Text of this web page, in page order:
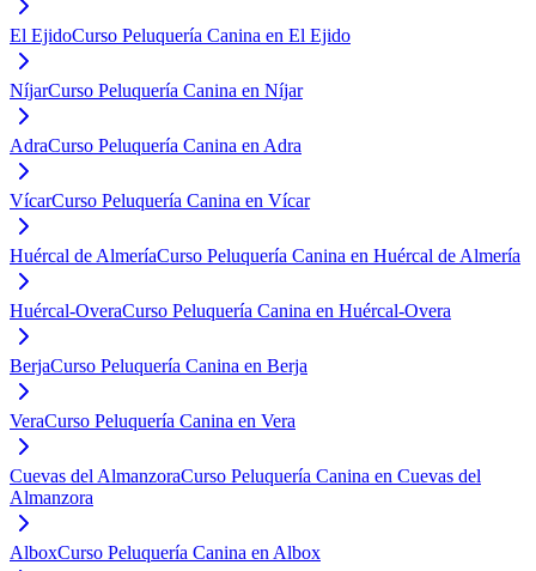
El EjidoCurso Peluquería Canina en El Ejido
NíjarCurso Peluquería Canina en Níjar
AdraCurso Peluquería Canina en Adra
VícarCurso Peluquería Canina en Vícar
Huércal de AlmeríaCurso Peluquería Canina en Huércal de Almería
Huércal-OveraCurso Peluquería Canina en Huércal-Overa
BerjaCurso Peluquería Canina en Berja
VeraCurso Peluquería Canina en Vera
Cuevas del AlmanzoraCurso Peluquería Canina en Cuevas del
Almanzora
AlboxCurso Peluquería Canina en Albox